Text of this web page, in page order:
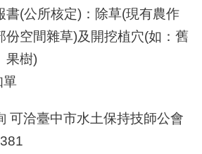
書(公所核定)：除草(現有農作
份空間雜草)及開挖植穴(如：舊
果樹)
可洽臺中市水土保持技師公會